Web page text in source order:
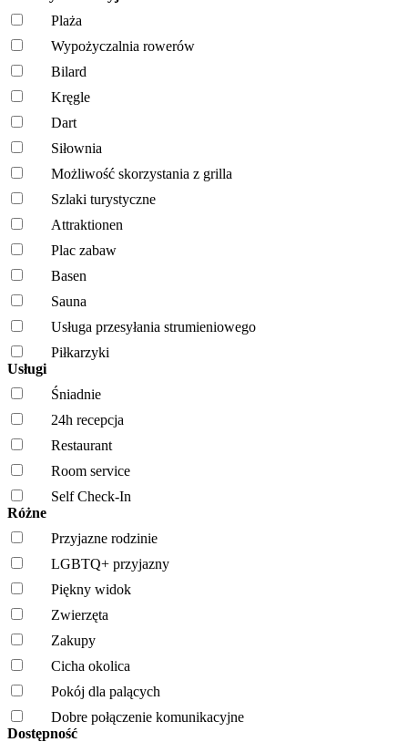
Plaża
Wypożyczalnia rowerów
Bilard
Kręgle
Dart
Siłownia
Możliwość skorzystania z grilla
Szlaki turystyczne
Attraktionen
Plac zabaw
Basen
Sauna
Usługa przesyłania strumieniowego
Piłkarzyki
Usługi
Śniadnie
24h recepcja
Restaurant
Room service
Self Check-In
Różne
Przyjazne rodzinie
LGBTQ+ przyjazny
Piękny widok
Zwierzęta
Zakupy
Cicha okolica
Pokój dla palących
Dobre połączenie komunikacyjne
Dostępność